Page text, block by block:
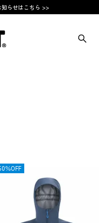
知らせはこちら >>
％OFF